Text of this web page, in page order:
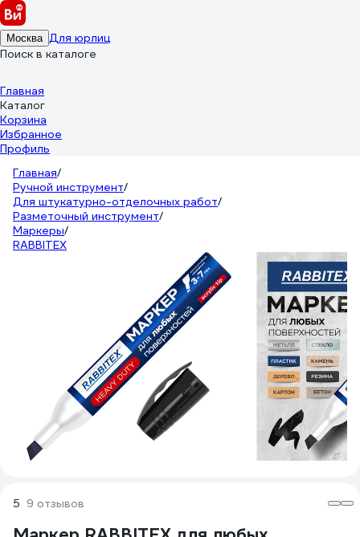
Москва Для юрлиц
Поиск в каталоге
Главная
Каталог
Корзина
Избранное
Профиль
Главная/
Ручной инструмент/
Для штукатурно-отделочных работ/
Разметочный инструмент/
Маркеры/
RABBITEX
5 9 отзывов